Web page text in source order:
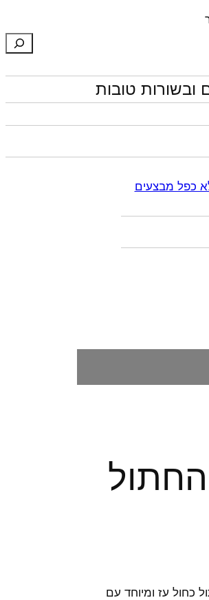
חיפוש
טובות
כחול עז ומיוחד עם